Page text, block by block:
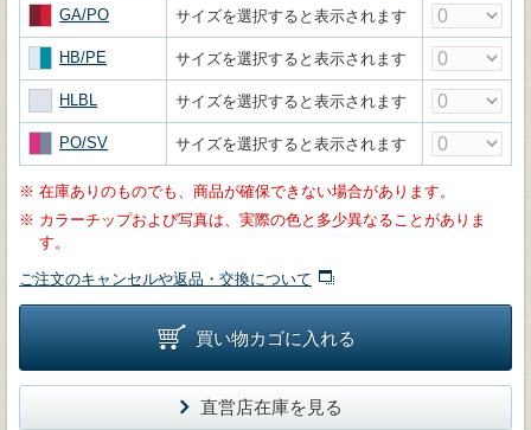
GA/PO サイズを選択すると表示されます
HB/PE サイズを選択すると表示されます
HLBL サイズを選択すると表示されます
PO/SV サイズを選択すると表示されます
※ 在庫ありのものでも、商品が確保できない場合があります。
※ カラーチップおよび写真は、実際の色と多少異なることがありま
す。
ご注文のキャンセルや返品・交換について
買い物カゴに入れる
直営店在庫を見る